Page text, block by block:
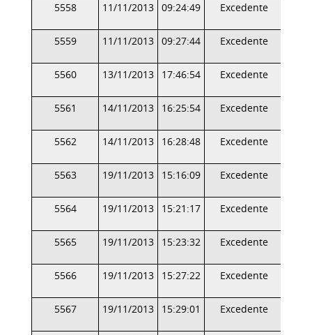
5558 11/11/2013 09:24:49 Excedente
5559 11/11/2013 09:27:44 Excedente
5560 13/11/2013 17:46:54 Excedente
5561 14/11/2013 16:25:54 Excedente
5562 14/11/2013 16:28:48 Excedente
5563 19/11/2013 15:16:09 Excedente
5564 19/11/2013 15:21:17 Excedente
5565 19/11/2013 15:23:32 Excedente
5566 19/11/2013 15:27:22 Excedente
5567 19/11/2013 15:29:01 Excedente